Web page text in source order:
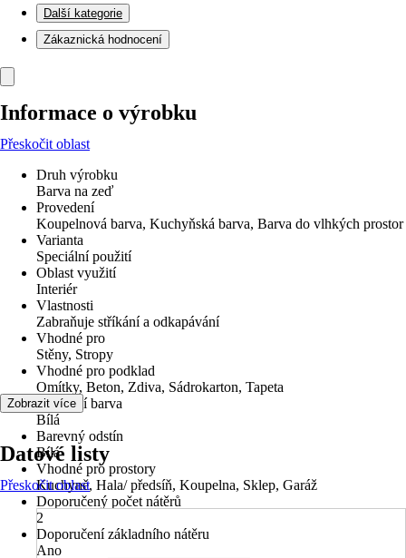
Další kategorie
Zákaznická hodnocení
Informace o výrobku
Přeskočit oblast
Druh výrobku
Barva na zeď
Provedení
Koupelnová barva, Kuchyňská barva, Barva do vlhkých prostor
Varianta
Speciální použití
Oblast využití
Interiér
Vlastnosti
Zabraňuje stříkání a odkapávání
Vhodné pro
Stěny, Stropy
Vhodné pro podklad
Omítky, Beton, Zdiva, Sádrokarton, Tapeta
Základní barva
Bílá
Barevný odstín
Bílá
Vhodné pro prostory
Kuchyně, Hala/ předsíň, Koupelna, Sklep, Garáž
Doporučený počet nátěrů
2
Doporučení základního nátěru
Ano
Zobrazit více
Datové listy
Přeskočit oblast